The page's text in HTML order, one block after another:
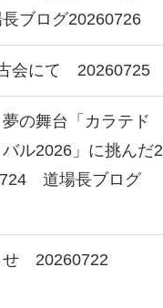
ブログ20260726
会にて 20260725
夢の舞台「カラテド
ル2026」に挑んだ2
道場長ブログ
せ 20260722